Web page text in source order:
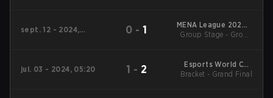
sept. 12 - 2024,
0 -1
MENA League 2024 -
Stage 2
Group Stage - Group
jul. 03 - 2024, 05:20 1 - 2
Esports World Cup
2024: MENA
Bracket - Grand Final